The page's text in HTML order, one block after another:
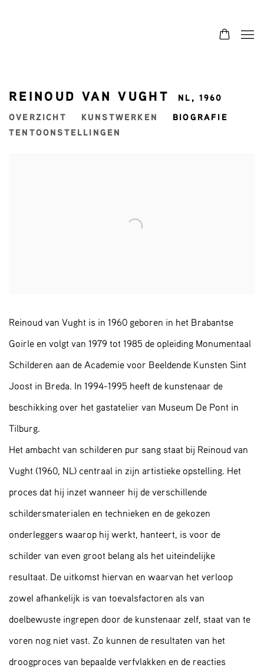
REINOUD VAN VUGHT NL,1960
OVERZICHT
KUNSTWERKEN
BIOGRAFIE
TENTOONSTELLINGEN
Reinoud van Vught is in 1960 geboren in het Brabantse
Goirle en volgt van 1979 tot 1985 de opleiding Monumentaal
Schilderen aan de Academie voor Beeldende Kunsten Sint
Joost in Breda. In 1994-1995 heeft de kunstenaar de
beschikking over het gastatelier van Museum De Pont in
Tilburg.
Het ambacht van schilderen pur sang staat bij Reinoud van
Vught (1960, NL) centraal in zijn artistieke opstelling. Het
proces dat hij inzet wanneer hij de verschillende
schildersmaterialen en technieken en de gekozen
onderleggers waarop hij werkt, hanteert, is voor de
schilder van even groot belang als het uiteindelijke
resultaat. De uitkomst hiervan en waarvan het verloop
zowel afhankelijk is van toevalsfactoren als van
doelbewuste ingrepen door de kunstenaar zelf, staat van te
voren nog niet vast. Zo kunnen de resultaten van het
droogproces van bepaalde verfvlakken en de reacties